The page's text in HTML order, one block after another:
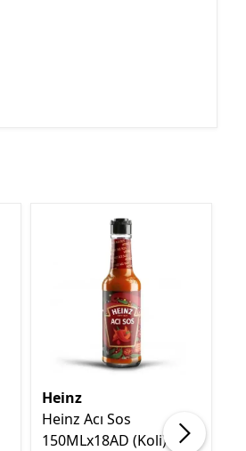
Heinz
Heinz Acı Sos
150MLx18AD (Koli)